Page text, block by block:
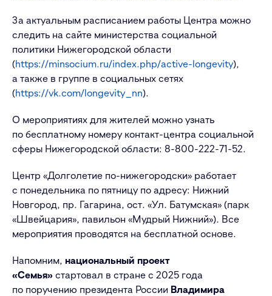
За актуальным расписанием работы Центра можно
следить на сайте министерства социальной
политики Нижегородской области
(https://minsocium.ru/index.php/active-longevity),
а также в группе в социальных сетях
(https://vk.com/longevity_nn).
О мероприятиях для жителей можно узнать
по бесплатному номеру контакт-центра социальной
сферы Нижегородской области: 8-800-222-71-52.
Центр «Долголетие по-нижегородски» работает
с понедельника по пятницу по адресу: Нижний
Новгород, пр. Гагарина, ост. «Ул. Батумская» (парк
«Швейцария», павильон «Мудрый Нижний»). Все
мероприятия проводятся на бесплатной основе.
Напомним, национальный проект
«Семья» стартовал в стране с 2025 года
по поручению президента России Владимира